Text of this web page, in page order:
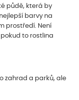
půdě, která by
barvy na
prostředí. Není
to rostlina
zahrad a parků, ale